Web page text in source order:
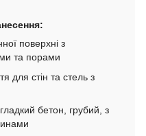
поверхні з
та порами
для стін та стель з
бетон, грубий, з